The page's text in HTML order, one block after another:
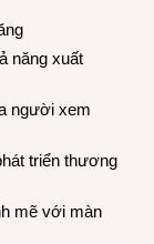
năng xuất
người xem
triển thương
mẽ với màn